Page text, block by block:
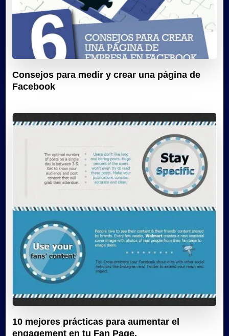
Consejos para medir y crear una página de
Facebook
10 mejores prácticas para aumentar el
engagement en tu Fan Page.